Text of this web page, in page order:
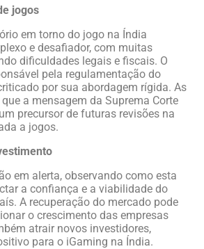
jogos
em torno do jogo na Índia
e desafiador, com muitas
dificuldades legais e fiscais. O
pela regulamentação do
por sua abordagem rígida. As
a mensagem da Suprema Corte
precursor de futuras revisões na
a jogos.
em alerta, observando como esta
a confiança e a viabilidade do
A recuperação do mercado pode
o crescimento das empresas
atrair novos investidores,
para o iGaming na Índia.